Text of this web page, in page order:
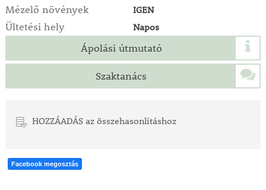
Mézelő növények IGEN
Ültetési hely Napos
Ápolási útmutató
Szaktanács
HOZZÁADÁS az összehasonlításhoz
Facebook megosztás